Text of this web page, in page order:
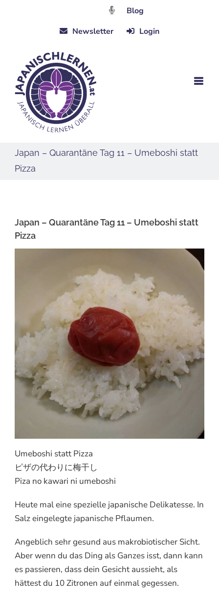
Blog
Newsletter
Login
Japan – Quarantäne Tag 11 – Umeboshi statt
Pizza
Japan – Quarantäne Tag 11 – Umeboshi statt
Pizza
Umeboshi statt Pizza
ピザの代わりに梅干し
Piza no kawari ni umeboshi
Heute mal eine spezielle japanische Delikatesse. In
Salz eingelegte japanische Pflaumen.
Angeblich sehr gesund aus makrobiotischer Sicht.
Aber wenn du das Ding als Ganzes isst, dann kann
es passieren, dass dein Gesicht aussieht, als
hättest du 10 Zitronen auf einmal gegessen.